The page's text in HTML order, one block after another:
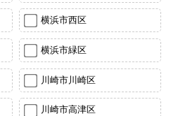
横浜市西区
横浜市緑区
川崎市川崎区
川崎市高津区